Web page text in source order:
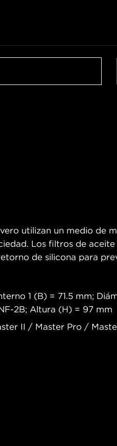
utilizan un medio de
Los filtros de
de silicona para
1 (B) = 71.5 mm;
2B; Altura (H) = 97 mm
II / Master Pro /